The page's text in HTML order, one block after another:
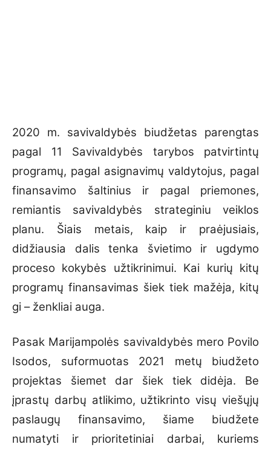
2020 m. savivaldybės biudžetas parengtas
pagal 11 Savivaldybės tarybos patvirtintų
programų, pagal asignavimų valdytojus, pagal
finansavimo šaltinius ir pagal priemones,
remiantis savivaldybės strateginiu veiklos
planu. Šiais metais, kaip ir praėjusiais,
didžiausia dalis tenka švietimo ir ugdymo
proceso kokybės užtikrinimui. Kai kurių kitų
programų finansavimas šiek tiek mažėja, kitų
gi – ženkliai auga.
Pasak Marijampolės savivaldybės mero Povilo
Isodos, suformuotas 2021 metų biudžeto
projektas šiemet dar šiek tiek didėja. Be
įprastų darbų atlikimo, užtikrinto visų viešųjų
paslaugų finansavimo, šiame biudžete
numatyti ir prioritetiniai darbai, kuriems